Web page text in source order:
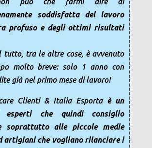
soddisfatta del lavoro
profuso e degli ottimi risultati
tutto, tra le altre cose, è avvenuto
molto breve: solo 1 anno con
già nel primo mese di lavoro!
Clienti & Italia Esporta è un
esperti che quindi consiglio
soprattutto alle piccole medie
artigiani che vogliano rilanciare i